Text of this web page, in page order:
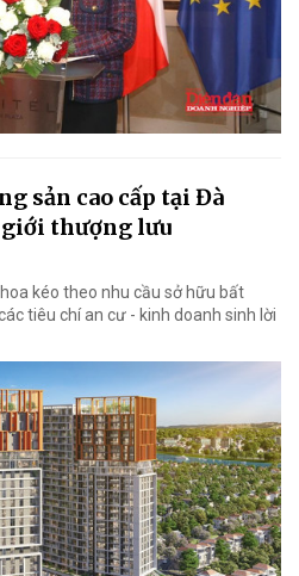
sản cao cấp tại Đà
thượng lưu
kéo theo nhu cầu sở hữu bất
tiêu chí an cư - kinh doanh sinh lời